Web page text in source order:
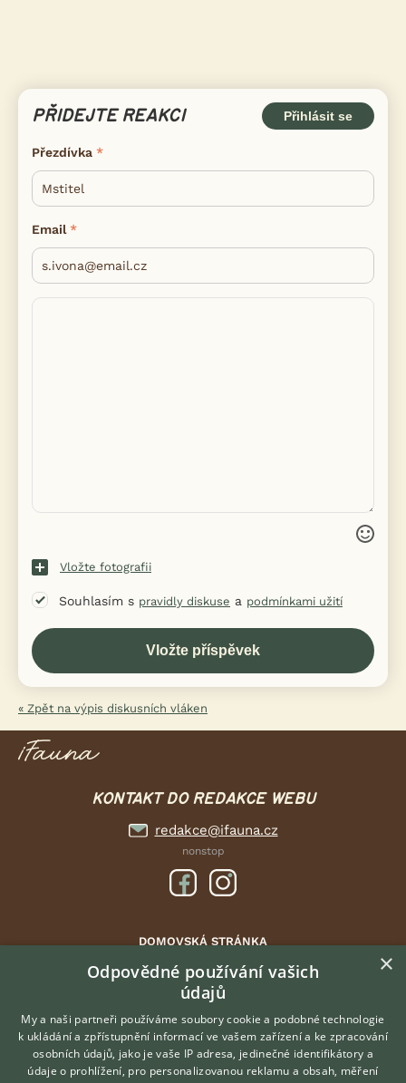
PŘIDEJTE REAKCI Přihlásit se
Přezdívka
Email
Vložte fotografii
Souhlasím s pravidly diskuse a podmínkami užití
« Zpět na výpis diskusních vláken
KONTAKT DO REDAKCE WEBU
redakce@ifauna.cz
nonstop
DOMOVSKÁ STRÁNKA
INZERCE
DISKUSE
ČLÁNKY
ATLAS
×
Odpovědné používání vašich
údajů
My a naši partneři používáme soubory cookie a podobné technologie
k ukládání a zpřístupnění informací ve vašem zařízení a ke zpracování
osobních údajů, jako je vaše IP adresa, jedinečné identifikátory a
údaje o prohlížení, pro personalizovanou reklamu a obsah, měření